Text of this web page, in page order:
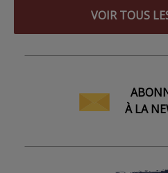
VOIR TOUS
À LA